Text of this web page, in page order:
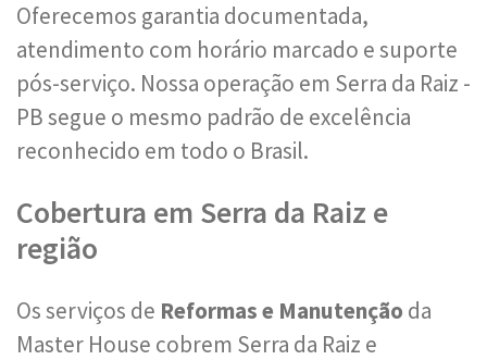
Oferecemos garantia documentada,
atendimento com horário marcado e suporte
pós-serviço. Nossa operação em Serra da Raiz -
PB segue o mesmo padrão de excelência
reconhecido em todo o Brasil.
Cobertura em Serra da Raiz e
região
Os serviços de Reformas e Manutenção da
Master House cobrem Serra da Raiz e